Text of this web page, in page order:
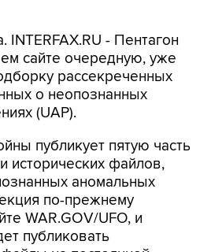
INTERFAX.RU - Пентагон
сайте очередную, уже
рассекреченных
о неопознанных
(UAP).
публикует пятую часть
исторических файлов,
аномальных
по-прежнему
WAR.GOV/UFO, и
публиковать